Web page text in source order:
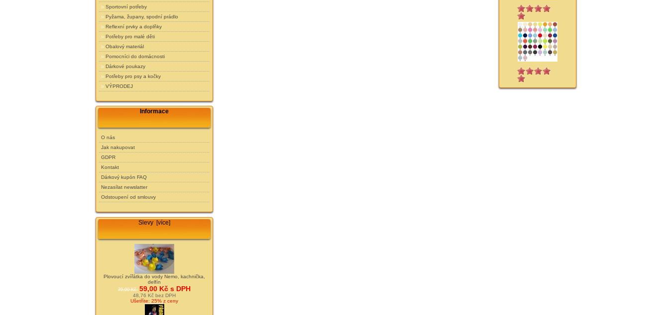
Sportovní potřeby
Pyžama, župany, spodní prádlo
Reflexní prvky a doplňky
Potřeby pro malé děti
Obalový materiál
Pomocníci do domácnosti
Dárkové poukazy
Potřeby pro psy a kočky
VÝPRODEJ
Informace
O nás
Jak nakupovat
GDPR
Kontakt
Dárkový kupón FAQ
Nezasílat newslatter
Odstoupení od smlouvy
Slevy [více]
Plovoucí zvířátka do vody Nemo, kachnička,
delfín
79,00 Kč 59,00 Kč s DPH
48,76 Kč bez DPH
Ušetříte: 25% z ceny